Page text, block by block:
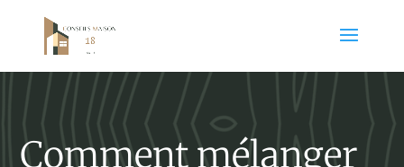
Comment mélanger